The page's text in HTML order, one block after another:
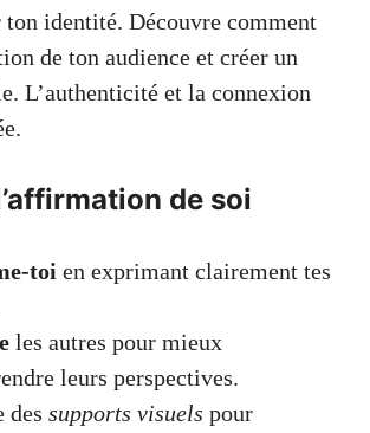
identité. Découvre comment
de ton audience et créer un
L’authenticité et la connexion
de soi
toi en exprimant clairement tes
les autres pour mieux
leurs perspectives.
des supports visuels pour